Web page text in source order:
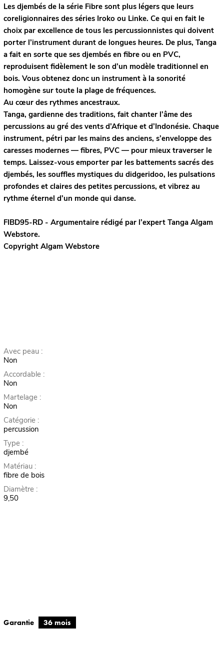
Les djembés de la série Fibre sont plus légers que leurs
coreligionnaires des séries Iroko ou Linke. Ce qui en fait le
choix par excellence de tous les percussionnistes qui doivent
porter l’instrument durant de longues heures. De plus, Tanga
a fait en sorte que ses djembés en fibre ou en PVC,
reproduisent fidèlement le son d’un modèle traditionnel en
bois. Vous obtenez donc un instrument à la sonorité
homogène sur toute la plage de fréquences.
Au cœur des rythmes ancestraux.
Tanga, gardienne des traditions, fait chanter l’âme des
percussions au gré des vents d’Afrique et d’Indonésie. Chaque
instrument, pétri par les mains des anciens, s’enveloppe des
caresses modernes — fibres, PVC — pour mieux traverser le
temps. Laissez-vous emporter par les battements sacrés des
djembés, les souffles mystiques du didgeridoo, les pulsations
profondes et claires des petites percussions, et vibrez au
rythme éternel d’un monde qui danse.
FIBD95-RD - Argumentaire rédigé par l’expert TangaAlgam
Webstore.
Copyright Algam Webstore
Avec peau :
Non
Accordable :
Non
Martelage :
Non
Catégorie :
percussion
Type :
djembé
Matériau :
fibre de bois
Diamètre :
9,50
Garantie 36 mois